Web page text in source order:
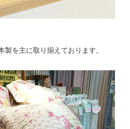
製を主に取り揃えております。